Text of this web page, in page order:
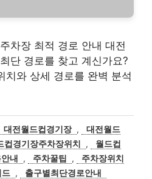
차장 최적 경로 안내 대전
단 경로를 찾고 계신가요?
치와 상세 경로를 완벽 분석
대전월드컵경기장 ,
대전월드
컵경기장주차장위치 ,
월드컵
내 , 주차꿀팁 ,
주차장위치
드 , 출구별최단경로안내